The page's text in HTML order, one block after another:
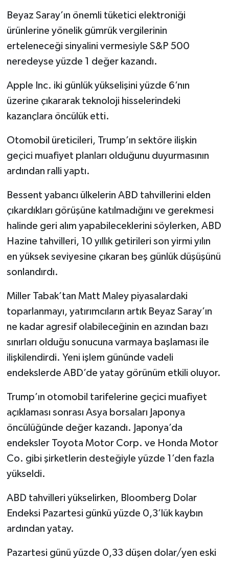
Beyaz Saray’ın önemli tüketici elektroniği
ürünlerine yönelik gümrük vergilerinin
erteleneceği sinyalini vermesiyle S&P 500
neredeyse yüzde 1 değer kazandı.
Apple Inc. iki günlük yükselişini yüzde 6’nın
üzerine çıkararak teknoloji hisselerindeki
kazançlara öncülük etti.
Otomobil üreticileri, Trump’ın sektöre ilişkin
geçici muafiyet planları olduğunu duyurmasının
ardından ralli yaptı.
Bessent yabancı ülkelerin ABD tahvillerini elden
çıkardıkları görüşüne katılmadığını ve gerekmesi
halinde geri alım yapabileceklerini söylerken, ABD
Hazine tahvilleri, 10 yıllık getirileri son yirmi yılın
en yüksek seviyesine çıkaran beş günlük düşüşünü
sonlandırdı.
Miller Tabak’tan Matt Maley piyasalardaki
toparlanmayı, yatırımcıların artık Beyaz Saray’ın
ne kadar agresif olabileceğinin en azından bazı
sınırları olduğu sonucuna varmaya başlaması ile
ilişkilendirdi. Yeni işlem gününde vadeli
endekslerde ABD’de yatay görünüm etkili oluyor.
Trump’ın otomobil tarifelerine geçici muafiyet
açıklaması sonrası Asya borsaları Japonya
öncülüğünde değer kazandı. Japonya’da
endeksler Toyota Motor Corp. ve Honda Motor
Co. gibi şirketlerin desteğiyle yüzde 1’den fazla
yükseldi.
ABD tahvilleri yükselirken, Bloomberg Dolar
Endeksi Pazartesi günkü yüzde 0,3’lük kaybın
ardından yatay.
Pazartesi günü yüzde 0,33 düşen dolar/yen eski